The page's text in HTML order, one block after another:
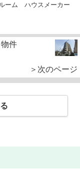
ム ハウスメーカー
件
＞次のページ